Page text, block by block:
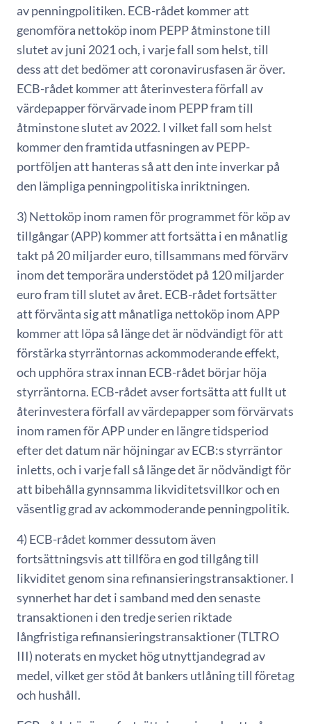
av penningpolitiken. ECB-rådet kommer att
genomföra nettoköp inom PEPP åtminstone till
slutet av juni 2021 och, i varje fall som helst, till
dess att det bedömer att coronavirusfasen är över.
ECB-rådet kommer att återinvestera förfall av
värdepapper förvärvade inom PEPP fram till
åtminstone slutet av 2022. I vilket fall som helst
kommer den framtida utfasningen av PEPP-
portföljen att hanteras så att den inte inverkar på
den lämpliga penningpolitiska inriktningen.
3) Nettoköp inom ramen för programmet för köp av
tillgångar (APP) kommer att fortsätta i en månatlig
takt på 20 miljarder euro, tillsammans med förvärv
inom det temporära understödet på 120 miljarder
euro fram till slutet av året. ECB-rådet fortsätter
att förvänta sig att månatliga nettoköp inom APP
kommer att löpa så länge det är nödvändigt för att
förstärka styrräntornas ackommoderande effekt,
och upphöra strax innan ECB-rådet börjar höja
styrräntorna. ECB-rådet avser fortsätta att fullt ut
återinvestera förfall av värdepapper som förvärvats
inom ramen för APP under en längre tidsperiod
efter det datum när höjningar av ECB:s styrräntor
inletts, och i varje fall så länge det är nödvändigt för
att bibehålla gynnsamma likviditetsvillkor och en
väsentlig grad av ackommoderande penningpolitik.
4) ECB-rådet kommer dessutom även
fortsättningsvis att tillföra en god tillgång till
likviditet genom sina refinansieringstransaktioner. I
synnerhet har det i samband med den senaste
transaktionen i den tredje serien riktade
långfristiga refinansieringstransaktioner (TLTRO
III) noterats en mycket hög utnyttjandegrad av
medel, vilket ger stöd åt bankers utlåning till företag
och hushåll.